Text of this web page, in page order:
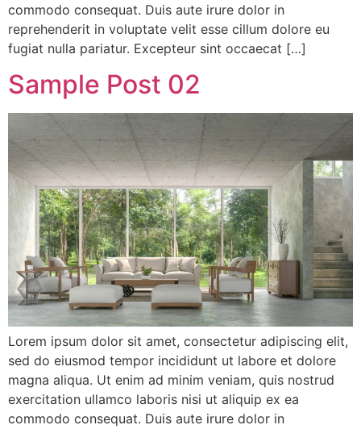
commodo consequat. Duis aute irure dolor in
reprehenderit in voluptate velit esse cillum dolore eu
fugiat nulla pariatur. Excepteur sint occaecat […]
Sample Post 02
Lorem ipsum dolor sit amet, consectetur adipiscing elit,
sed do eiusmod tempor incididunt ut labore et dolore
magna aliqua. Ut enim ad minim veniam, quis nostrud
exercitation ullamco laboris nisi ut aliquip ex ea
commodo consequat. Duis aute irure dolor in